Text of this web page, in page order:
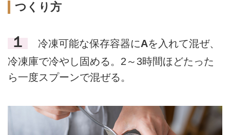
つくり方
１ 冷凍可能な保存容器にAを入れて混ぜ、
冷凍庫で冷やし固める。2～3時間ほどたった
ら一度スプーンで混ぜる。